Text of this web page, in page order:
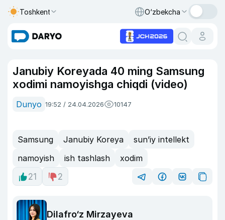
Toshkent O‘zbekcha
Janubiy Koreyada 40 ming Samsung
xodimi namoyishga chiqdi (video)
Dunyo 19:52 / 24.04.2026 10147
Samsung Janubiy Koreya
sun’iy intellekt
namoyish
ish tashlash
xodim
21
2
Dilafro‘z Mirzayeva